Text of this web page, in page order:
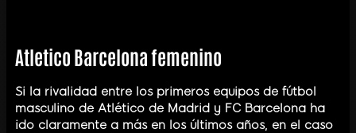
Atletico Barcelona femenino
Si la rivalidad entre los primeros equipos de fútbol
masculino de Atlético de Madrid y FC Barcelona ha
ido claramente a más en los últimos años, en el caso